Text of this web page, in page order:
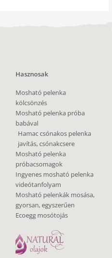
Hasznosak
Mosható pelenka
kölcsönzés
Mosható pelenka próba
babával
Hamac csónakos pelenka
javítás, csónakcsere
Mosható pelenka
próbacsomagok
Ingyenes mosható pelenka
videótanfolyam
Mosható pelenkák mosása,
gyorsan, egyszerűen
Ecoegg mosótojás